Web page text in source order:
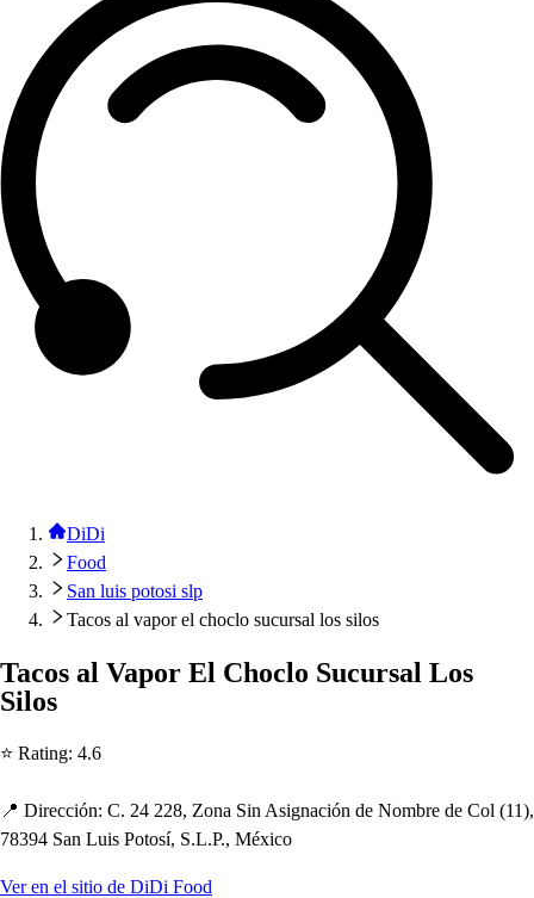
DiDi
Food
San luis potosi slp
Tacos al vapor el choclo sucursal los silos
Tacos al Vapor El Choclo Sucursal Los
Silos
⭐ Rating: 4.6
📍 Dirección: C. 24 228, Zona Sin Asignación de Nombre de Col (11),
78394 San Luis Potosí, S.L.P., México
Ver en el sitio de DiDi Food